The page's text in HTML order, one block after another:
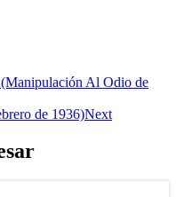
Al Odio de
de 1936)Next